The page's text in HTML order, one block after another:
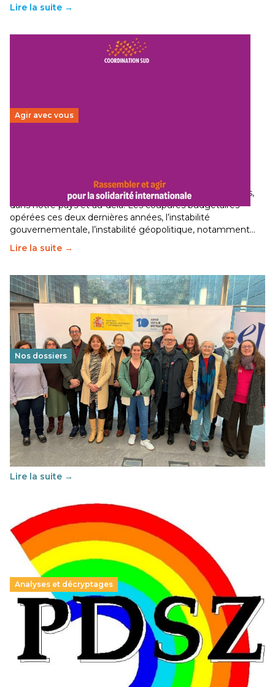
Lire la suite →
Agir avec vous
Le secteur humanitaire connaît des difficultés profondes,
dans notre pays et au-delà. Les coupures budgétaires
opérées ces deux dernières années, l’instabilité
gouvernementale, l’instabilité géopolitique, notamment…
Lire la suite →
Nos dossiers
Éducation au vivre-ensemble : un échange croisé
franco-espagnol pour changer d’approche
29 juin 2026-National
Cette année, l'UNSA Éducation a mené un projet Erasmus
soutenu par l'union Européenne et centré sur l'éducation
au vivre-ensemble : quelles différences entre la France…
Lire la suite →
Analyses et décryptages
Hongrie : du changement pour les politiques
éducatives, aussi !
25 juin 2026
En Hongrie, le conservateur Peter Magyar et son parti
Tisza "Respect et liberté" ont remporté une large victoire,